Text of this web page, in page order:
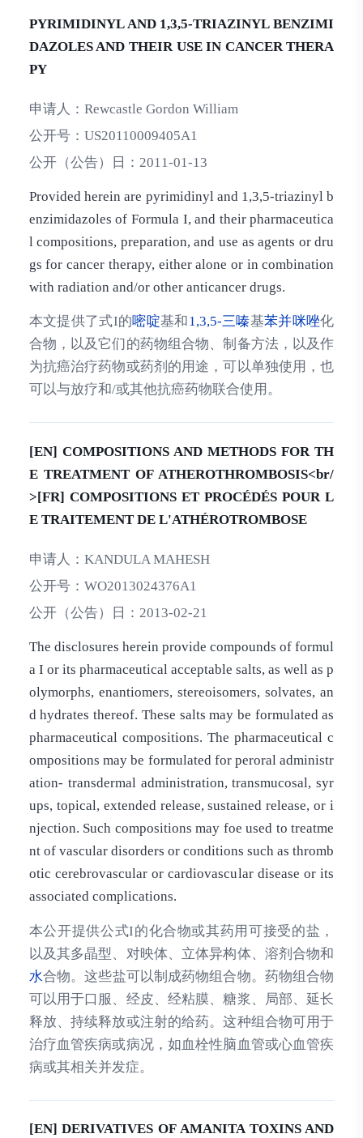
PYRIMIDINYL AND 1,3,5-TRIAZINYL BENZIMI
DAZOLES AND THEIR USE IN CANCER THERA
PY
申请人： Rewcastle Gordon William
公开号： US20110009405A1
公开（公告）日： 2011-01-13
Provided herein are pyrimidinyl and 1,3,5-triazinyl b
enzimidazoles of Formula I, and their pharmaceutica
l compositions, preparation, and use as agents or dru
gs for cancer therapy, either alone or in combination
with radiation and/or other anticancer drugs.
本文提供了式I的嘧啶基和 1,3,5-三嗪基苯并咪唑化
合物，以及它们的药物组合物、制备方法，以及作
为抗癌治疗药物或药剂的用途，可以单独使用，也
可以与放疗和/或其他抗癌药物联合使用。
[EN] COMPOSITIONS AND METHODS FOR TH
E TREATMENT OF ATHEROTHROMBOSIS<br/
>[FR] COMPOSITIONS ET PROCÉDÉS POUR L
E TRAITEMENT DE L'ATHÉROTROMBOSE
申请人： KANDULA MAHESH
公开号： WO2013024376A1
公开（公告）日： 2013-02-21
The disclosures herein provide compounds of formul
a I or its pharmaceutical acceptable salts, as well as p
olymorphs, enantiomers, stereoisomers, solvates, an
d hydrates thereof. These salts may be formulated as
pharmaceutical compositions. The pharmaceutical c
ompositions may be formulated for peroral administr
ation- transdermal administration, transmucosal, syr
ups, topical, extended release, sustained release, or i
njection. Such compositions may foe used to treatme
nt of vascular disorders or conditions such as thromb
otic cerebrovascular or cardiovascular disease or its
associated complications.
本公开提供公式I的化合物或其药用可接受的盐，
以及其多晶型、对映体、立体异构体、溶剂合物和
水合物。这些盐可以制成药物组合物。药物组合物
可以用于口服、经皮、经粘膜、糖浆、局部、延长
释放、持续释放或注射的给药。这种组合物可用于
治疗血管疾病或病况，如血栓性脑血管或心血管疾
病或其相关并发症。
[EN] DERIVATIVES OF AMANITA TOXINS AND